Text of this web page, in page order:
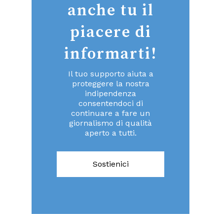
anche tu il
piacere di
informarti!
Il tuo supporto aiuta a
proteggere la nostra
indipendenza
consentendoci di
continuare a fare un
giornalismo di qualità
aperto a tutti.
Sostienici